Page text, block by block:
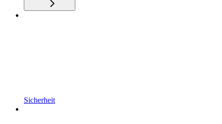
Sicherheit